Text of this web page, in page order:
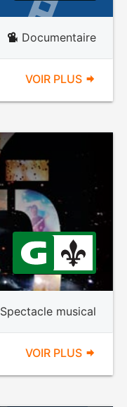
Documentaire
VOIR PLUS
Spectacle musical
VOIR PLUS